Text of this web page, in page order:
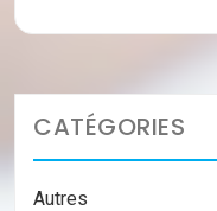
CATÉGORIES
Autres